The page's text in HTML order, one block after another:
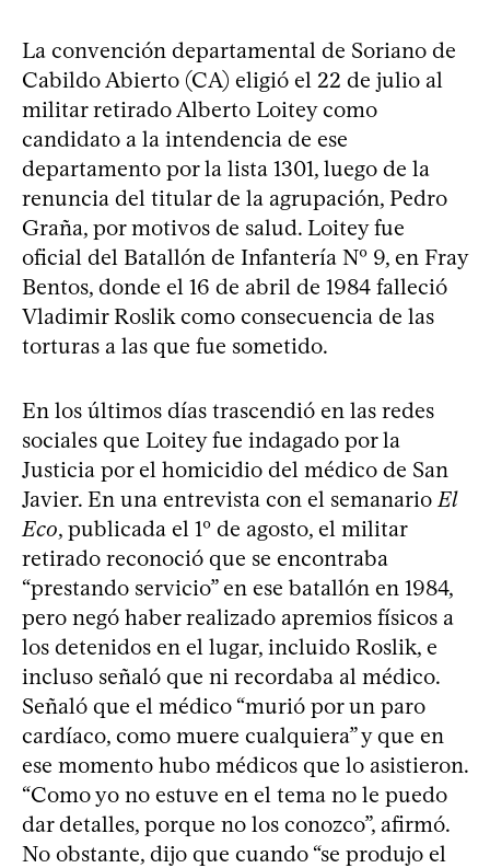
La convención departamental de Soriano de
Cabildo Abierto (CA) eligió el 22 de julio al
militar retirado Alberto Loitey como
candidato a la intendencia de ese
departamento por la lista 1301, luego de la
renuncia del titular de la agrupación, Pedro
Graña, por motivos de salud. Loitey fue
oficial del Batallón de Infantería Nº 9, en Fray
Bentos, donde el 16 de abril de 1984 falleció
Vladimir Roslik como consecuencia de las
torturas a las que fue sometido.
En los últimos días trascendió en las redes
sociales que Loitey fue indagado por la
Justicia por el homicidio del médico de San
Javier. En una entrevista con el semanario El
Eco, publicada el 1º de agosto, el militar
retirado reconoció que se encontraba
“prestando servicio” en ese batallón en 1984,
pero negó haber realizado apremios físicos a
los detenidos en el lugar, incluido Roslik, e
incluso señaló que ni recordaba al médico.
Señaló que el médico “murió por un paro
cardíaco, como muere cualquiera” y que en
ese momento hubo médicos que lo asistieron.
“Como yo no estuve en el tema no le puedo
dar detalles, porque no los conozco”, afirmó.
No obstante, dijo que cuando “se produjo el